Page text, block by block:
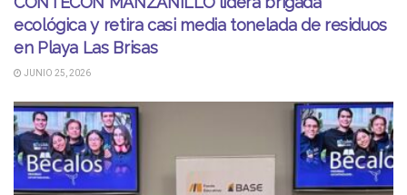
ecológica y retira casi media tonelada de residuos
en Playa Las Brisas
JUNIO 25, 2026